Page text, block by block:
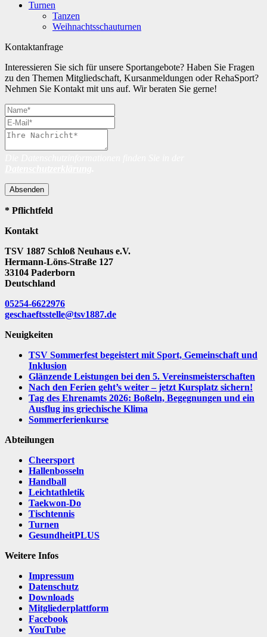
Turnen
Tanzen
Weihnachtsschauturnen
Kontaktanfrage
Interessieren Sie sich für unsere Sportangebote? Haben Sie Fragen
zu den Themen Mitgliedschaft, Kursanmeldungen oder RehaSport?
Nehmen Sie Kontakt mit uns auf. Wir beraten Sie gerne!
Absenden
* Pflichtfeld
Kontakt
TSV 1887 Schloß Neuhaus e.V.
Hermann-Löns-Straße 127
33104 Paderborn
Deutschland
05254-6622976
geschaeftsstelle@tsv1887.de
Neuigkeiten
TSV Sommerfest begeistert mit Sport, Gemeinschaft und
Inklusion
Glänzende Leistungen bei den 5. Vereinsmeisterschaften
Nach den Ferien geht’s weiter – jetzt Kursplatz sichern!
Tag des Ehrenamts 2026: Boßeln, Begegnungen und ein
Ausflug ins griechische Klima
Sommerferienkurse
Abteilungen
Cheersport
Hallenbosseln
Handball
Leichtathletik
Taekwon-Do
Tischtennis
Turnen
GesundheitPLUS
Weitere Infos
Impressum
Datenschutz
Downloads
Mitgliederplattform
Facebook
YouTube